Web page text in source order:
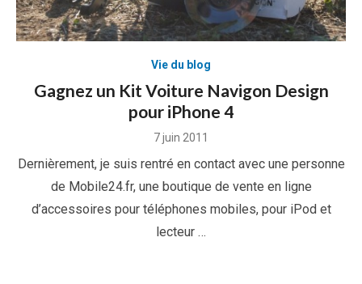
Vie du blog
Gagnez un Kit Voiture Navigon Design
pour iPhone 4
Posted
7 juin 2011
Dernièrement, je suis rentré en contact avec une personne
de Mobile24.fr, une boutique de vente en ligne
d’accessoires pour téléphones mobiles, pour iPod et
lecteur …